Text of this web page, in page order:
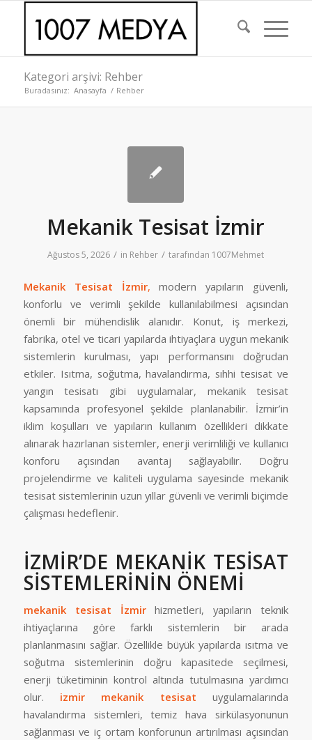
Kategori arşivi: Rehber
Buradasınız: Anasayfa / Rehber
Mekanik Tesisat İzmir
Ağustos 5, 2026 / in Rehber / tarafından 1007Mehmet
Mekanik Tesisat İzmir, modern yapıların güvenli,
konforlu ve verimli şekilde kullanılabilmesi açısından
önemli bir mühendislik alanıdır. Konut, iş merkezi,
fabrika, otel ve ticari yapılarda ihtiyaçlara uygun mekanik
sistemlerin kurulması, yapı performansını doğrudan
etkiler. Isıtma, soğutma, havalandırma, sıhhi tesisat ve
yangın tesisatı gibi uygulamalar, mekanik tesisat
kapsamında profesyonel şekilde planlanabilir. İzmir’in
iklim koşulları ve yapıların kullanım özellikleri dikkate
alınarak hazırlanan sistemler, enerji verimliliği ve kullanıcı
konforu açısından avantaj sağlayabilir. Doğru
projelendirme ve kaliteli uygulama sayesinde mekanik
tesisat sistemlerinin uzun yıllar güvenli ve verimli biçimde
çalışması hedeflenir.
İZMİR’DE MEKANİK TESİSAT
SİSTEMLERİNİN ÖNEMİ
mekanik tesisat İzmirhizmetleri, yapıların teknik
ihtiyaçlarına göre farklı sistemlerin bir arada
planlanmasını sağlar. Özellikle büyük yapılarda ısıtma ve
soğutma sistemlerinin doğru kapasitede seçilmesi,
enerji tüketiminin kontrol altında tutulmasına yardımcı
olur. izmir mekanik tesisat uygulamalarında
havalandırma sistemleri, temiz hava sirkülasyonunun
sağlanması ve iç ortam konforunun artırılması açısından